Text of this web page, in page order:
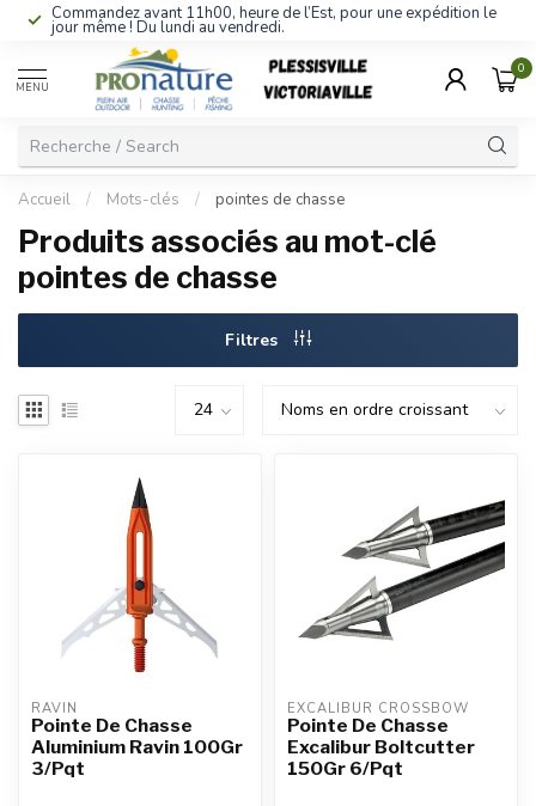
Commandez avant 11h00, heure de l’Est, pour une expédition le
jour même ! Du lundi au vendredi.
MENU
0
Accueil / Mots-clés / pointes de chasse
Produits associés au mot-clé
pointes de chasse
Filtres
RAVIN
Pointe De Chasse
Aluminium Ravin 100Gr
3/Pqt
EXCALIBUR CROSSBOW
Pointe De Chasse
Excalibur Boltcutter
150Gr 6/Pqt